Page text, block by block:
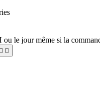
ou le jour même si la
 